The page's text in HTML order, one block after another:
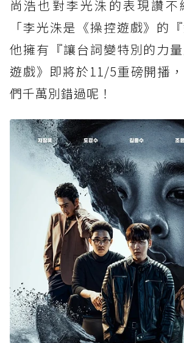
尚浩也對李光洙的表現讚不
「李光洙是《操控遊戲》的
他擁有『讓台詞變特別的力
遊戲》即將於11/5重磅開播
們千萬別錯過呢！